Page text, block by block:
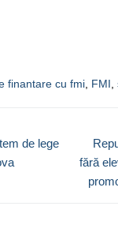
finantare cu fmi FMI
de lege
Next
post:
fără